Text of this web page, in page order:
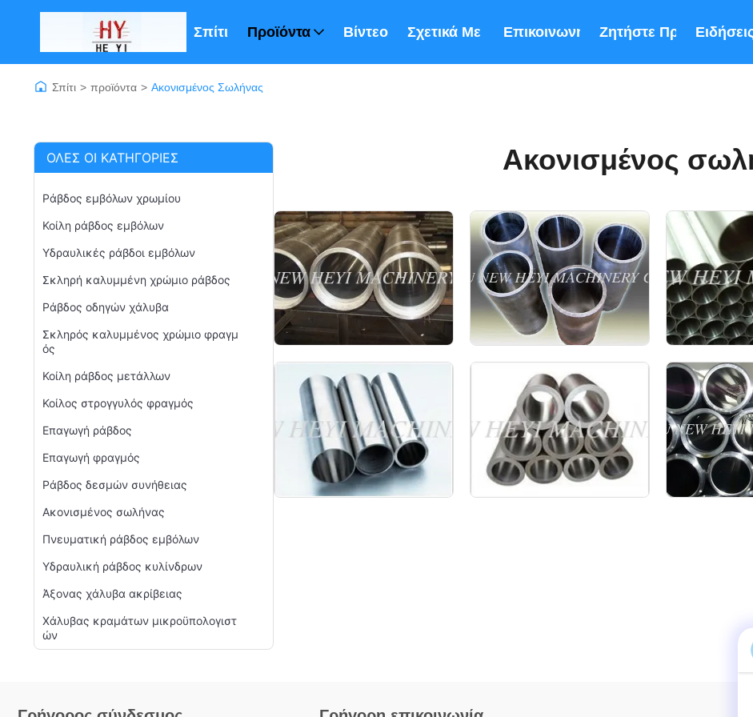
Σπίτι Προϊόντα Βίντεο Σχετικά Με ΕμάςΕπικοινωνήστε Μαζί Μας
Ζητήστε Προσφορά
Σπίτι > προϊόντα > Ακονισμένος Σωλήνας
ΌΛΕΣ ΟΙ ΚΑΤΗΓΟΡΊΕΣ
Ράβδος εμβόλων χρωμίου
Κοίλη ράβδος εμβόλων
Υδραυλικές ράβδοι εμβόλων
Σκληρή καλυμμένη χρώμιο ράβδος
Ράβδος οδηγών χάλυβα
Σκληρός καλυμμένος χρώμιο φραγμ
ός
Κοίλη ράβδος μετάλλων
Κοίλος στρογγυλός φραγμός
Επαγωγή ράβδος
Επαγωγή φραγμός
Ράβδος δεσμών συνήθειας
Ακονισμένος σωλήνας
Πνευματική ράβδος εμβόλων
Υδραυλική ράβδος κυλίνδρων
Άξονας χάλυβα ακρίβειας
Χάλυβας κραμάτων μικροϋπολογιστ
ών
Ακονισμένος